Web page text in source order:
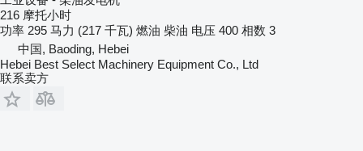
216 摩托小时
功率 295 马力 (217 千瓦) 燃油 柴油 电压 400 相数 3
中国, Baoding, Hebei
Hebei Best Select Machinery Equipment Co., Ltd
联系卖方